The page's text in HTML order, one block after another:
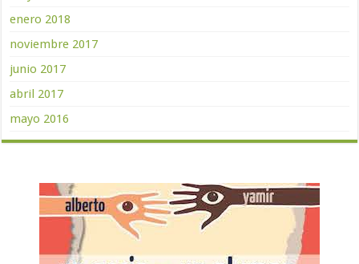
enero 2018
noviembre 2017
junio 2017
abril 2017
mayo 2016